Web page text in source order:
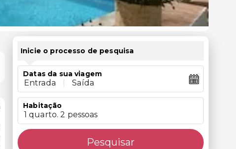
Inicie o processo de pesquisa
Datas da sua viagem
Entrada Saída
Habitação
1 quarto. 2 pessoas
Pesquisar